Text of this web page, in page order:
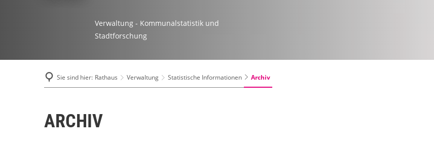
Verwaltung - Kommunalstatistik und
Stadtforschung
Sie sind hier: Rathaus Verwaltung Statistische Informationen Archiv
ARCHIV